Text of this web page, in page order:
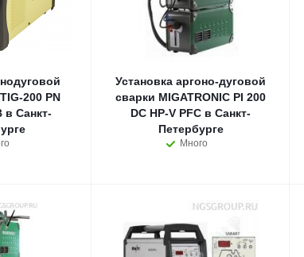
200 PN
в Санкт-
Установка аргоно-дуговой
сварки MIGATRONIC PI 200
DC HP-V PFC в Санкт-
Петербурге
Много